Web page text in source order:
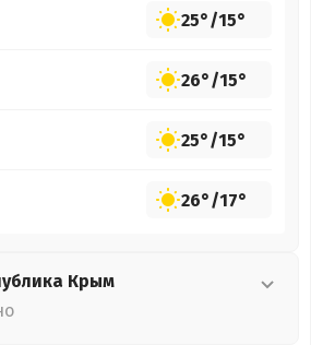
25°/15°
26°/15°
25°/15°
26°/17°
Крым